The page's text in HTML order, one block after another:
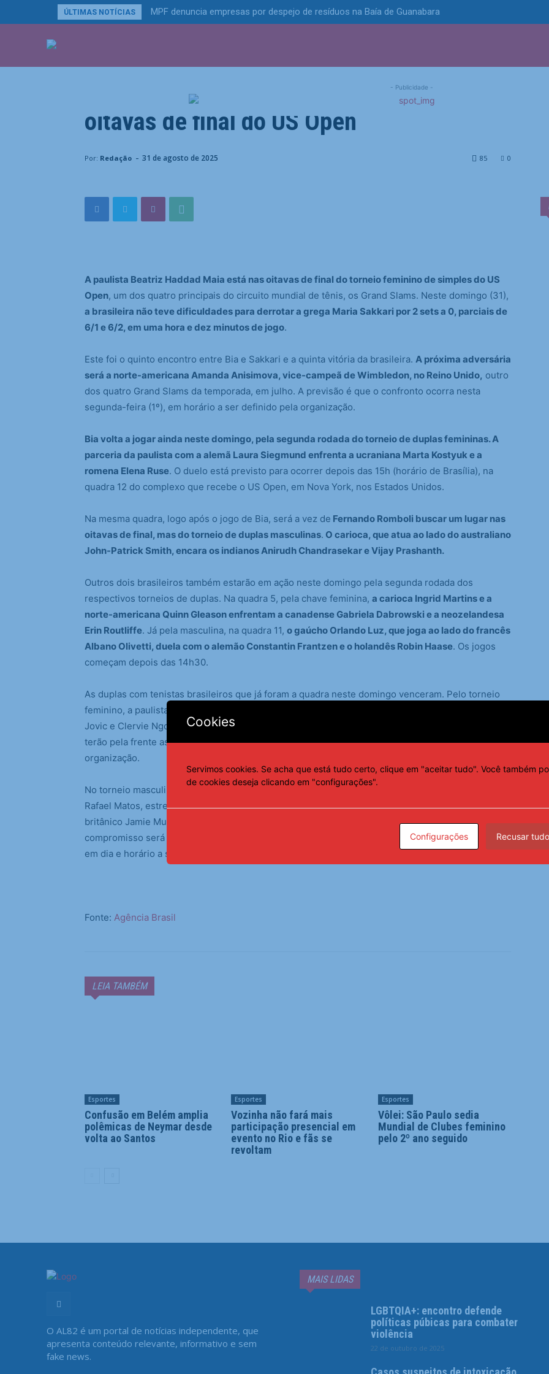
ÚLTIMAS NOTÍCIAS MPF denuncia empresas por despejo de resíduos na Baía de Guanabara
- Publicidade -
Esportes
Bia Haddad vence a terceira e avança às
oitavas de final do US Open
Por: Redação - 31 de agosto de 2025 0
85
A paulista Beatriz Haddad Maia está nas oitavas de final do torneio feminino de simples do US
Open, um dos quatro principais do circuito mundial de tênis, os Grand Slams. Neste domingo (31),
a brasileira não teve dificuldades para derrotar a grega Maria Sakkari por 2 sets a 0, parciais de
6/1 e 6/2, em uma hora e dez minutos de jogo.
Este foi o quinto encontro entre Bia e Sakkari e a quinta vitória da brasileira. A próxima adversária
será a norte-americana Amanda Anisimova, vice-campeã de Wimbledon, no Reino Unido, outro
dos quatro Grand Slams da temporada, em julho. A previsão é que o confronto ocorra nesta
segunda-feira (1º), em horário a ser definido pela organização.
Bia volta a jogar ainda neste domingo, pela segunda rodada do torneio de duplas femininas. A
parceria da paulista com a alemã Laura Siegmund enfrenta a ucraniana Marta Kostyuk e a
romena Elena Ruse. O duelo está previsto para ocorrer depois das 15h (horário de Brasília), na
quadra 12 do complexo que recebe o US Open, em Nova York, nos Estados Unidos.
Na mesma quadra, logo após o jogo de Bia, será a vez de Fernando Romboli buscar um lugar nas
oitavas de final, mas do torneio de duplas masculinas. O carioca, que atua ao lado do australiano
John-Patrick Smith, encara os indianos Anirudh Chandrasekar e Vijay Prashanth.
Outros dois brasileiros também estarão em ação neste domingo pela segunda rodada dos
respectivos torneios de duplas. Na quadra 5, pela chave feminina, a carioca Ingrid Martins e a
norte-americana Quinn Gleason enfrentam a canadense Gabriela Dabrowski e a neozelandesa
Erin Routliffe. Já pela masculina, na quadra 11, o gaúcho Orlando Luz, que joga ao lado do francês
Albano Olivetti, duela com o alemão Constantin Frantzen e o holandês Robin Haase. Os jogos
começam depois das 14h30.
As duplas com tenistas brasileiros que já foram a quadra neste domingo venceram. Pelo torneio
feminino, a paulista Luísa Stefani e a húngara Tímea Babos superaram as norte-americanas Iva
Jovic e Clervie Ngououe por 2 sets a 0 (duplo 6/4), em uma hora e 37 minutos. Nas oitavas, elas
terão pela frente as chinesas Yifan Xu e Zhaoxuan Yang. O duelo ainda será agendado pela
organização.
No torneio masculino, a dupla 100% brasileira, formada pelo mineiro Marcelo Melo e pelo gaúcho
Rafael Matos, estreou no US Open com vitória por 2 sets a 0 sobre a do croata Ivan Dodig com o
britânico Jamie Murray, parciais de 6/4 e 6/3, após uma hora e 15 minutos de partida. O próximo
compromisso será diante dos Sadio Doumbia e Fabien Reboul, valendo lugar nas oitavas de final,
em dia e horário a serem definidos.
Fonte: Agência Brasil
LEIA TAMBÉM
Esportes
Confusão em Belém amplia
polêmicas de Neymar desde
volta ao Santos
Esportes
Vozinha não fará mais
participação presencial em
evento no Rio e fãs se
revoltam
Esportes
Vôlei: São Paulo sedia
Mundial de Clubes feminino
pelo 2º ano seguido
O AL82 é um portal de notícias independente, que
apresenta conteúdo relevante, informativo e sem
fake news.
MAIS LIDAS
LGBTQIA+: encontro defende
políticas púbicas para combater
violência
22 de outubro de 2025
Cookies
Servimos cookies. Se acha que está tudo certo, clique em "aceitar tudo". Você também
de cookies deseja clicando em "configurações".
Configurações Recusar tudo